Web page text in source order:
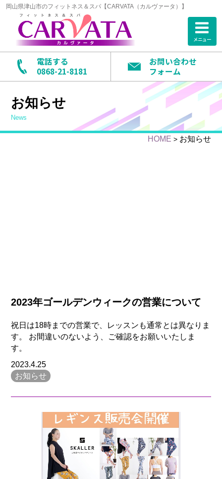
岡山県津山市のフィットネス＆スパ【CARVATA（カルヴァータ）】
メニュー
電話する
0868-21-8181
お問い合わせ
フォーム
お知らせ
news
HOME > お知らせ
2023年ゴールデンウィークの営業について
祝日は18時までの営業で、レッスンも通常とは異なりま
す。 お間違いのないよう、ご確認をお願いいたしま
す。
2023.4.25
お知らせ